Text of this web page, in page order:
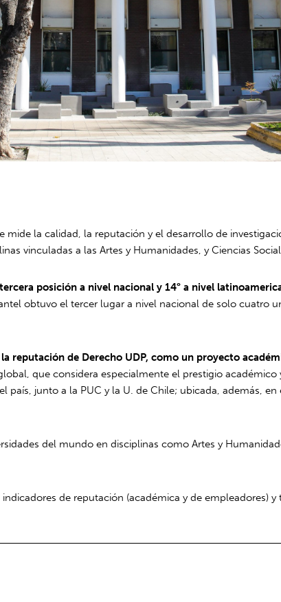
mide la calidad, la reputación y el desarrollo de
vinculadas a las Artes y Humanidades, y Ciencias
posición a nivel nacional y 14° a nivel
obtuvo el tercer lugar a nivel nacional de solo cuatro
reputación de Derecho UDP, como un proyecto
que considera especialmente el prestigio
junto a la PUC y la U. de Chile; ubicada, además,
del mundo en disciplinas como Artes y
de reputación (académica y de empleadores)